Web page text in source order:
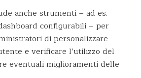
anche strumenti – ad es.
configurabili – per
di personalizzare
e verificare l’utilizzo del
eventuali miglioramenti delle